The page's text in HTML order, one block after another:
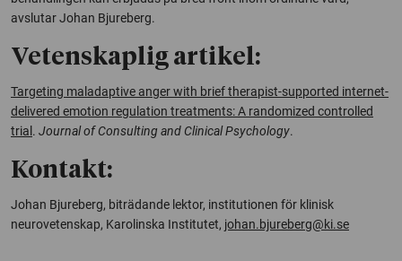
avslutar Johan Bjureberg.
Vetenskaplig artikel:
Targeting maladaptive anger with brief therapist-supported internet-
delivered emotion regulation treatments: A randomized controlled
trial . Journal of Consulting and Clinical Psychology.
Kontakt:
Johan Bjureberg, biträdande lektor, institutionen för klinisk
neurovetenskap, Karolinska Institutet, johan.bjureberg@ki.se